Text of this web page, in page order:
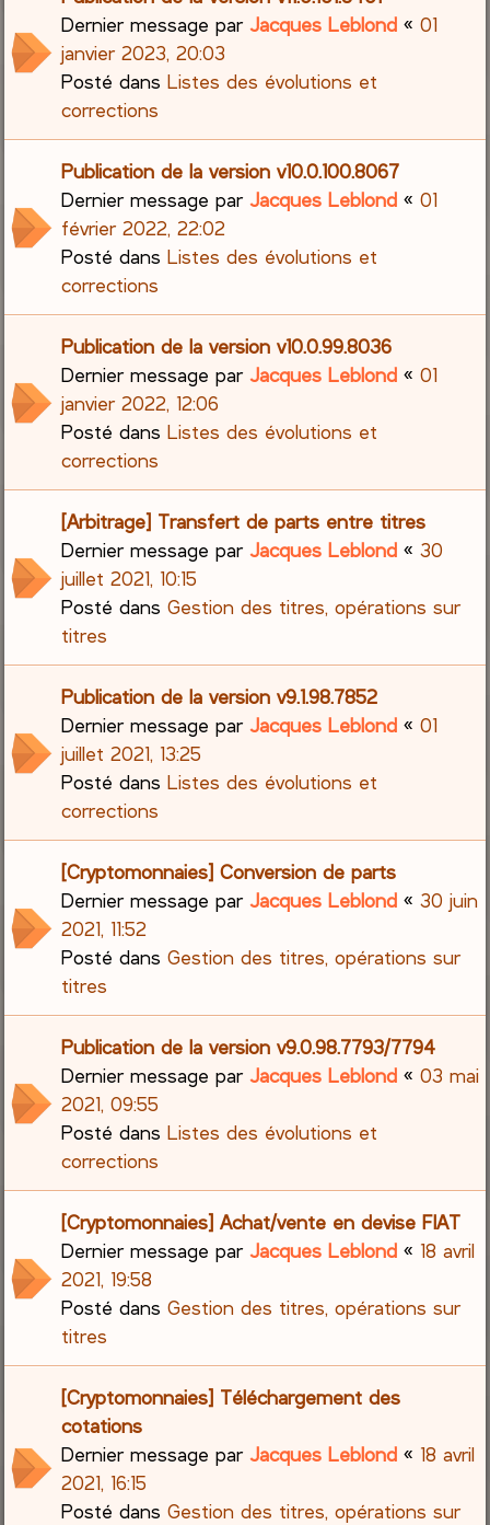
Dernier message parJacques Leblond «01
janvier 2023, 20:03
Posté dansListes des évolutions et
corrections
Publication de la version v10.0.100.8067
Dernier message parJacques Leblond «01
février 2022, 22:02
Posté dansListes des évolutions et
corrections
Publication de la version v10.0.99.8036
Dernier message parJacques Leblond «01
janvier 2022, 12:06
Posté dansListes des évolutions et
corrections
[Arbitrage] Transfert de parts entre titres
Dernier message parJacques Leblond «30
juillet 2021, 10:15
Posté dansGestion des titres, opérations sur
titres
Publication de la version v9.1.98.7852
Dernier message parJacques Leblond «01
juillet 2021, 13:25
Posté dansListes des évolutions et
corrections
[Cryptomonnaies] Conversion de parts
Dernier message parJacques Leblond «30 juin
2021, 11:52
Posté dansGestion des titres, opérations sur
titres
Publication de la version v9.0.98.7793/7794
Dernier message parJacques Leblond «03 mai
2021, 09:55
Posté dansListes des évolutions et
corrections
[Cryptomonnaies] Achat/vente en devise FIAT
Dernier message parJacques Leblond « 18 avril
2021, 19:58
Posté dansGestion des titres, opérations sur
titres
[Cryptomonnaies] Téléchargement des
cotations
Dernier message parJacques Leblond « 18 avril
2021, 16:15
Posté dansGestion des titres, opérations sur